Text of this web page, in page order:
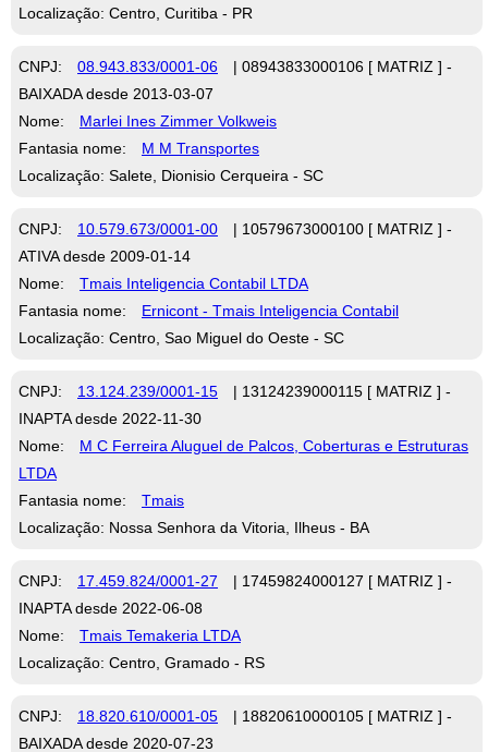
Localização: Centro, Curitiba - PR
CNPJ: 08.943.833/0001-06
| 08943833000106 [ MATRIZ ] -
BAIXADA desde 2013-03-07
Nome:
Marlei Ines Zimmer Volkweis
Fantasia nome:
M M Transportes
Localização: Salete, Dionisio Cerqueira - SC
CNPJ: 10.579.673/0001-00
| 10579673000100 [ MATRIZ ] -
ATIVA desde 2009-01-14
Nome:
Tmais Inteligencia Contabil LTDA
Fantasia nome:
Ernicont - Tmais Inteligencia Contabil
Localização: Centro, Sao Miguel do Oeste - SC
CNPJ: 13.124.239/0001-15
| 13124239000115 [ MATRIZ ] -
INAPTA desde 2022-11-30
Nome:
M C Ferreira Aluguel de Palcos, Coberturas e Estruturas
LTDA
Fantasia nome:
Tmais
Localização: Nossa Senhora da Vitoria, Ilheus - BA
CNPJ: 17.459.824/0001-27
| 17459824000127 [ MATRIZ ] -
INAPTA desde 2022-06-08
Nome:
Tmais Temakeria LTDA
Localização: Centro, Gramado - RS
CNPJ: 18.820.610/0001-05
| 18820610000105 [ MATRIZ ] -
BAIXADA desde 2020-07-23